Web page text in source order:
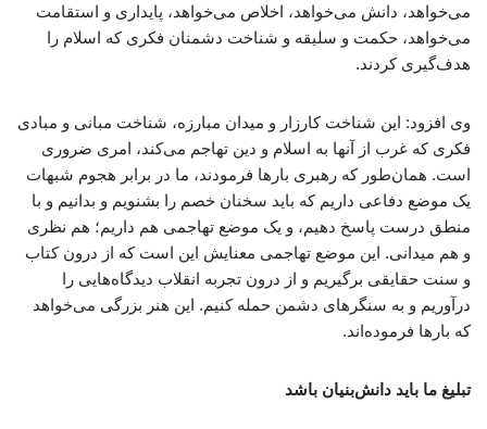
می‌خواهد، دانش می‌خواهد، اخلاص می‌خواهد، پایداری و استقامت
می‌خواهد، حکمت و سلیقه و شناخت دشمنان فکری که اسلام را
هدف‌گیری کردند.
وی افزود: این شناخت کارزار و میدان مبارزه، شناخت مبانی و مبادی
فکری که غرب از آنها به اسلام و دین تهاجم می‌کند، امری ضروری
است. همان‌طور که رهبری بارها فرمودند، ما در برابر هجوم شبهات
یک موضع دفاعی داریم که باید سخنان خصم را بشنویم و بدانیم و با
منطق درست پاسخ دهیم، و یک موضع تهاجمی هم داریم؛ هم نظری
و هم میدانی. این موضع تهاجمی معنایش این است که از درون کتاب
و سنت حقایقی برگیریم و از درون تجربه انقلاب دیدگاه‌هایی را
درآوریم و به سنگرهای دشمن حمله کنیم. این هنر بزرگی می‌خواهد
که بارها فرموده‌اند.
تبلیغ ما باید دانش‌بنیان باشد